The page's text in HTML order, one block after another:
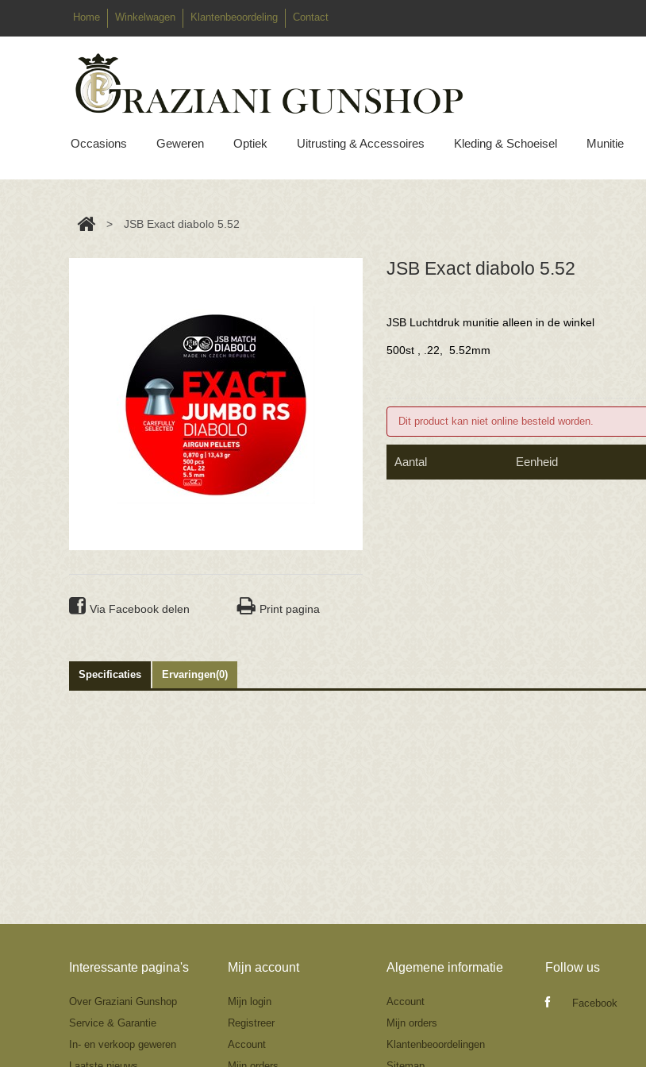
Home Winkelwagen Klantenbeoordeling Contact
Occasions Geweren Optiek Uitrusting & Accessoires Kleding & Schoeisel Munitie
> JSB Exact diabolo 5.52
Via Facebook delen Print pagina
JSB Exact diabolo 5.52
JSB Luchtdruk munitie alleen in de winkel
500st , .22, 5.52mm
Dit product kan niet online besteld worden.
Aantal Eenheid
Specificaties Ervaringen(0)
Interessante pagina's
Over Graziani Gunshop
Service & Garantie
In- en verkoop geweren
Mijn account
Mijn login
Registreer
Account
Algemene informatie
Account
Mijn orders
Klantenbeoordelingen
Follow us
Facebook